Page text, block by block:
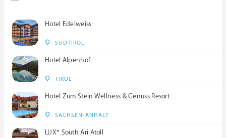
Hotel Edelweiss
SÜDTIROL
Hotel Alpenhof
TIROL
Hotel Zum Stein Wellness & Genuss Resort
SACHSEN-ANHALT
LUX* South Ari Atoll